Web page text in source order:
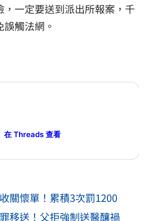
，一定要送到派出所報案，千
觸法網。
在 Threads 查看
關懷單！累積3次罰1200
移送！父拒強制送醫釀禍